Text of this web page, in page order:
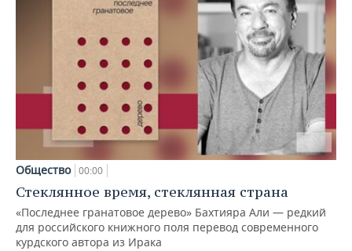
Общество 00:00
Стеклянное время, стеклянная страна
«Последнее гранатовое дерево» Бахтияра Али — редкий
для российского книжного поля перевод современного
курдского автора из Ирака